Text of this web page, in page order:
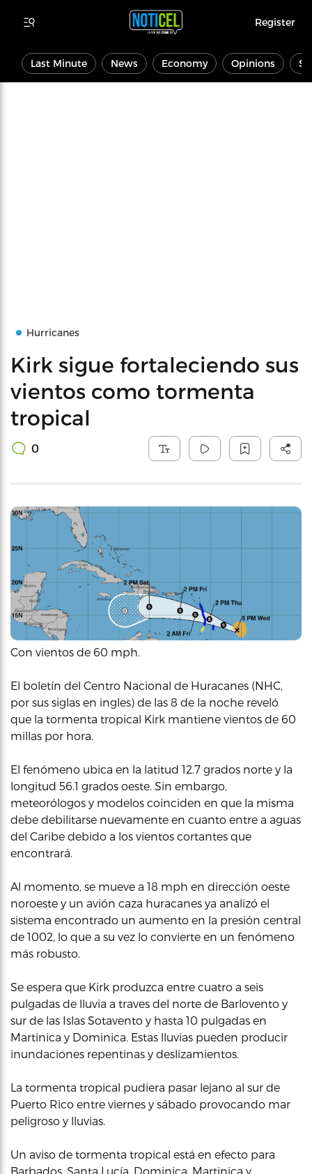
Register
Last Minute News Economy Opinions
Hurricanes
Kirk sigue fortaleciendo sus
vientos como tormenta
tropical
0
Con vientos de 60 mph.
El boletín del Centro Nacional de Huracanes (NHC,
por sus siglas en ingles) de las 8 de la noche reveló
que la tormenta tropical Kirk mantiene vientos de 60
millas por hora.
El fenómeno ubica en la latitud 12.7 grados norte y la
longitud 56.1 grados oeste. Sin embargo,
meteorólogos y modelos coinciden en que la misma
debe debilitarse nuevamente en cuanto entre a aguas
del Caribe debido a los vientos cortantes que
encontrará.
Al momento, se mueve a 18 mph en dirección oeste
noroeste y un avión caza huracanes ya analizó el
sistema encontrado un aumento en la presión central
de 1002, lo que a su vez lo convierte en un fenómeno
más robusto.
Se espera que Kirk produzca entre cuatro a seis
pulgadas de lluvia a traves del norte de Barlovento y
sur de las Islas Sotavento y hasta 10 pulgadas en
Martinica y Dominica. Estas lluvias pueden producir
inundaciones repentinas y deslizamientos.
La tormenta tropical pudiera pasar lejano al sur de
Puerto Rico entre viernes y sábado provocando mar
peligroso y lluvias.
Un aviso de tormenta tropical está en efecto para
Barbados, Santa Lucía, Dominica, Martinica y